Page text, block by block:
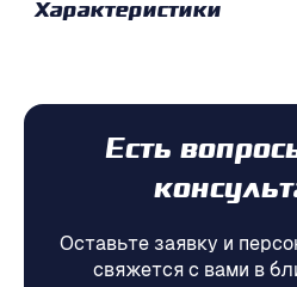
Характеристики
Есть
Оставьте заявку и
свяжется с вами в